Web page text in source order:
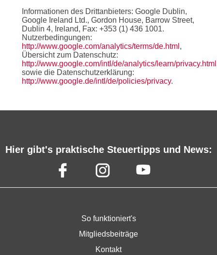
Informationen des Drittanbieters: Google Dublin,
Google Ireland Ltd., Gordon House, Barrow Street,
Dublin 4, Ireland, Fax: +353 (1) 436 1001.
Nutzerbedingungen:
http://www.google.com/analytics/terms/de.html ,
Übersicht zum Datenschutz:
http://www.google.com/intl/de/analytics/learn/privacy.html
sowie die Datenschutzerklärung:
http://www.google.de/intl/de/policies/privacy.
Hier gibt's praktische Steuertipps und News:
So funktioniert's
Mitgliedsbeiträge
Kontakt